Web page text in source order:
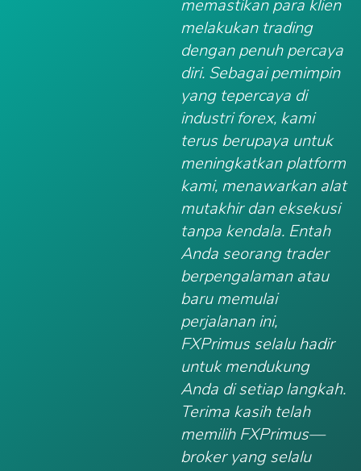
memastikan para klien
melakukan trading
dengan penuh percaya
diri. Sebagai pemimpin
yang tepercaya di
industri forex, kami
terus berupaya untuk
meningkatkan platform
kami, menawarkan alat
mutakhir dan eksekusi
tanpa kendala. Entah
Anda seorang trader
berpengalaman atau
baru memulai
perjalanan ini,
FXPrimus selalu hadir
untuk mendukung
Anda di setiap langkah.
Terima kasih telah
memilih FXPrimus—
broker yang selalu